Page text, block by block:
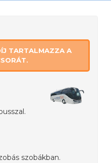
TARTALMAZZA A
szobákban.